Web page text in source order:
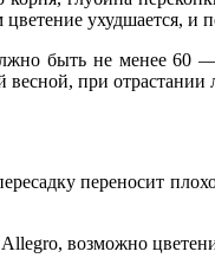
ухудшается, и
быть не менее 60
при отрастании
переносит
возможно